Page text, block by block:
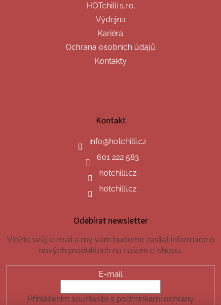
HOTchilli s.r.o.
Výdejna
Kariéra
Ochrana osobních údajů
Kontakty
Kontakt
info@hotchilli.cz
601 222 583
hotchilli.cz
hotchilli.cz
Odebírat newsletter
Vložte svůj e-mail a my vám budeme zasílat informace o
nových produktech na našem e-shopu.
E-mail
Přihlášením souhlasíte s podmínkami ochrany